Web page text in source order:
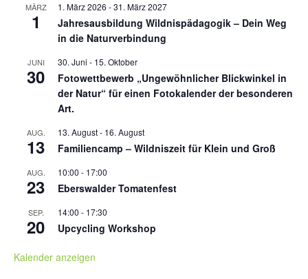
MÄRZ
1
1. März 2026 -31. März 2027
Jahresausbildung Wildnispädagogik – Dein Weg
in die Naturverbindung
JUNI
30
30. Juni - 15. Oktober
Fotowettbewerb „Ungewöhnlicher Blickwinkel in
der Natur“ für einen Fotokalender der besonderen
Art.
AUG.
13
13. August- 16. August
Familiencamp – Wildniszeit für Klein und Groß
AUG.
23
10:00 - 17:00
Eberswalder Tomatenfest
SEP.
20
14:00 - 17:30
Upcycling Workshop
Kalender anzeigen